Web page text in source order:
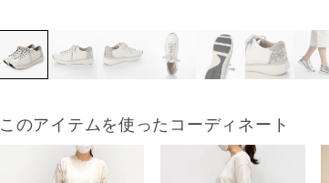
このアイテムを使ったコーディネート